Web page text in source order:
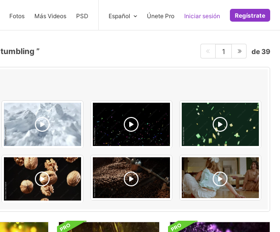
Fotos Más Videos PSD Español Únete Pro Iniciar sesión Regístrate
tumbling 1 de 39